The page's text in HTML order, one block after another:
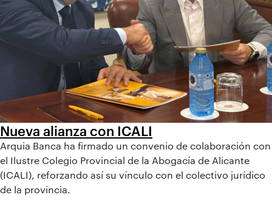
Nueva alianza con ICALI
Arquia Banca ha firmado un convenio de colaboración con
el Ilustre Colegio Provincial de la Abogacía de Alicante
(ICALI), reforzando así su vínculo con el colectivo jurídico
de la provincia.